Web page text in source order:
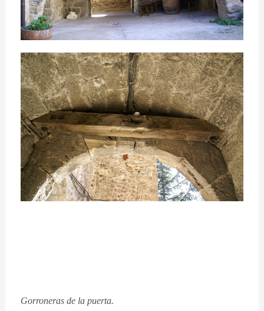
Gorroneras de la puerta.